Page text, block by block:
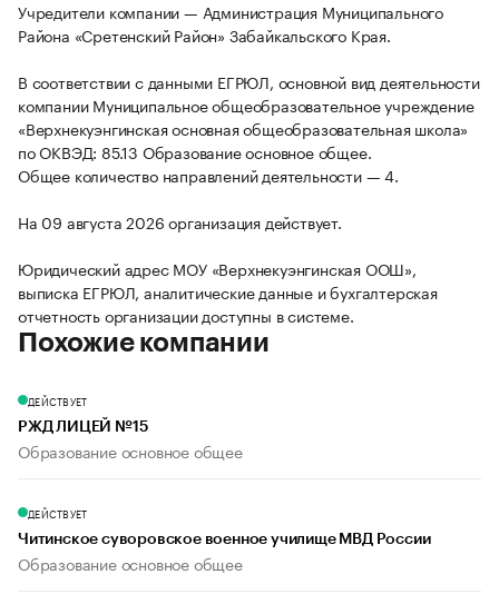
Учредители компании — Администрация Муниципального
Района «Сретенский Район» Забайкальского Края.
В соответствии с данными ЕГРЮЛ, основной вид деятельности
компании Муниципальное общеобразовательное учреждение
«Верхнекуэнгинская основная общеобразовательная школа»
по ОКВЭД: 85.13 Образование основное общее.
Общее количество направлений деятельности — 4.
На 09 августа 2026 организация действует.
Юридический адрес МОУ «Верхнекуэнгинская ООШ»,
выписка ЕГРЮЛ, аналитические данные и бухгалтерская
отчетность организации доступны в системе.
Похожие компании
ДЕЙСТВУЕТ
РЖД ЛИЦЕЙ №15
Образование основное общее
ДЕЙСТВУЕТ
Читинское суворовское военное училище МВД России
Образование основное общее